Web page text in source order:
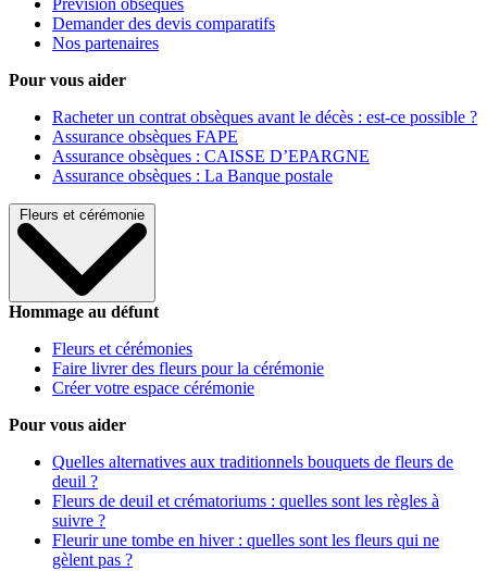
Demander des devis comparatifs
Nos partenaires
Pour vous aider
Racheter un contrat obsèques avant le décès : est-ce possible ?
Assurance obsèques FAPE
Assurance obsèques : CAISSE D’EPARGNE
Assurance obsèques : La Banque postale
Fleurs et cérémonie
Hommage au défunt
Fleurs et cérémonies
Faire livrer des fleurs pour la cérémonie
Créer votre espace cérémonie
Pour vous aider
Quelles alternatives aux traditionnels bouquets de fleurs de
deuil ?
Fleurs de deuil et crématoriums : quelles sont les règles à
suivre ?
Fleurir une tombe en hiver : quelles sont les fleurs qui ne
gèlent pas ?